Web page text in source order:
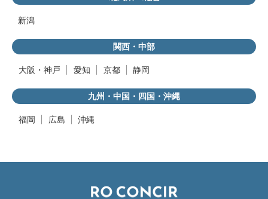
新潟
関西・中部
大阪・神戸 愛知 京都 静岡
九州・中国・四国・沖縄
福岡 広島 沖縄